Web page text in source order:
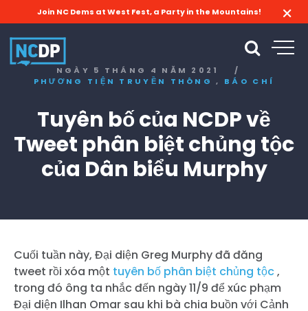
Join NC Dems at West Fest, a Party in the Mountains!
NGÀY 5 THÁNG 4 NĂM 2021
/
PHƯƠNG TIỆN TRUYỀN THÔNG , BÁO CHÍ
Tuyên bố của NCDP về
Tweet phân biệt chủng tộc
của Dân biểu Murphy
Cuối tuần này, Đại diện Greg Murphy đã đăng
tweet rồi xóa một tuyên bố phân biệt chủng tộc,
trong đó ông ta nhắc đến ngày 11/9 để xúc phạm
Đại diện Ilhan Omar sau khi bà chia buồn với Cảnh